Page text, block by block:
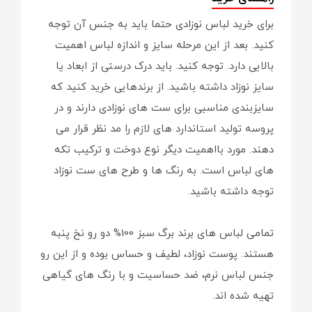
برای خرید لباس نوزادی حتما باید به جنس آن توجه
کنید. بعد از این مرحله سایز و اندازه لباس اهمیت
بالایی دارد. توجه کنید. باید درک درستی از ابعاد یا
سایز نوزاد داشته باشید. از برندهایی خرید کنید که
سایزبندی مناسبی برای ست های نوزادی دارند و در
پروسه تولید استاندارد های لازم را مد نظر قرار می
دهند. مورد بااهمیت دیگر نوع دوخت و ترکیب تکه
های لباس است. به رنگ ها و طرح های ست نوزاد
توجه داشته باشید.
تمامی لباس های برند برگ سبز 100% دو رو نخ پنبه
هستند. پوست نوزاد، لطیف و حساس بوده و از این رو
جنس لباس نرم، ضد حساسیت و با رنگ های گیاهی
تهیه شده اند.